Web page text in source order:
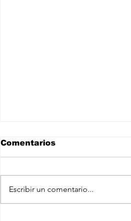
Comentarios
Escribir un comentario...